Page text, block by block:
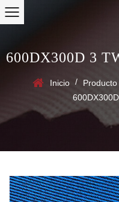
600DX300D 3
Inicio / Producto